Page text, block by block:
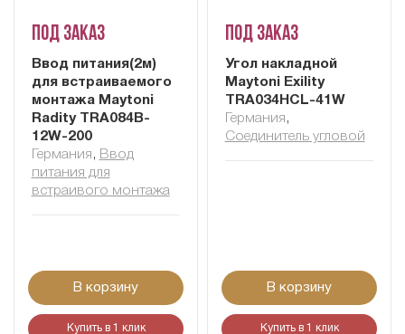
Под заказ
Ввод питания(2м)
для встраиваемого
монтажа Maytoni
Radity TRA084B-
12W-200
Германия , Ввод
питания для
встраивого монтажа
В корзину
Купить в 1 клик
Под заказ
Угол накладной
Maytoni Exility
TRA034HCL-41W
Германия ,
Соединитель угловой
В корзину
Купить в 1 клик